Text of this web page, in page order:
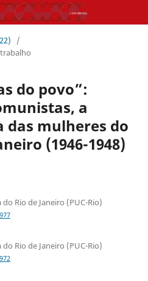
/
do povo”:
a
das mulheres do
(1946-1948)
Rio de Janeiro (PUC-Rio)
Rio de Janeiro (PUC-Rio)